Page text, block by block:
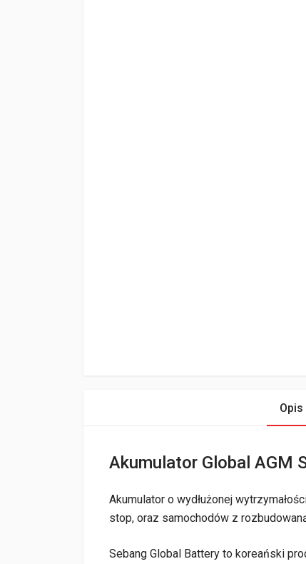
Opis
Akumulator Global AGM
Akumulator o wydłużonej
stop, oraz samochodów z
Sebang Global Battery to koreański